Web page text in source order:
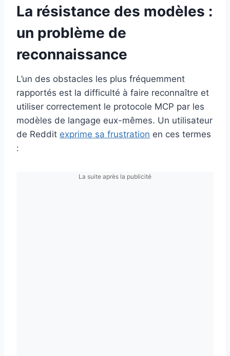
La résistance des modèles :
un problème de
reconnaissance
L’un des obstacles les plus fréquemment
rapportés est la difficulté à faire reconnaître et
utiliser correctement le protocole MCP par les
modèles de langage eux-mêmes. Un utilisateur
de Reddit exprime sa frustration en ces termes
:
La suite après la publicité